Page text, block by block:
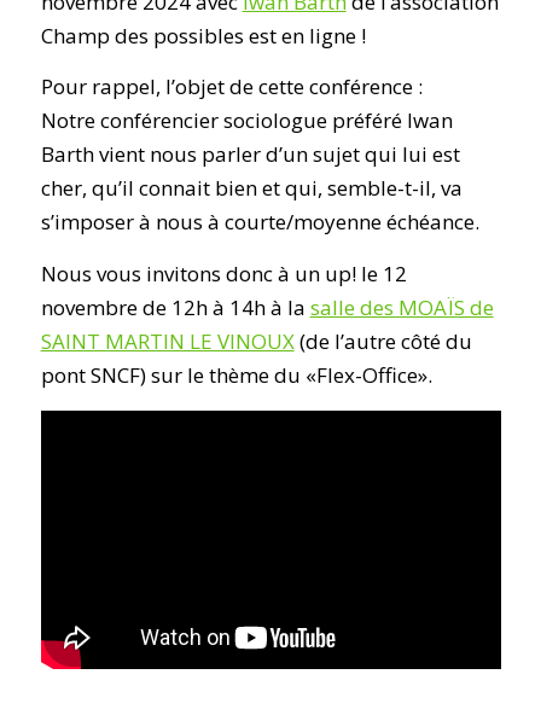
Champ des possibles est en ligne !
Pour rappel, l’objet de cette conférence :
Notre conférencier sociologue préféré Iwan
Barth vient nous parler d’un sujet qui lui est
cher, qu’il connait bien et qui, semble-t-il, va
s’imposer à nous à courte/moyenne échéance.
Nous vous invitons donc à un up! le 12
novembre de 12h à 14h à la salle des MOAÏS de
SAINT MARTIN LE VINOUX(de l’autre côté du
pont SNCF) sur le thème du «Flex-Office».